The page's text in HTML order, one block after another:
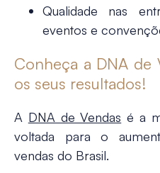
Qualidade nas
eventos e
Conheça a DNA de
os seus resultados!
A DNA de Vendas é a
voltada para o
vendas do Brasil.